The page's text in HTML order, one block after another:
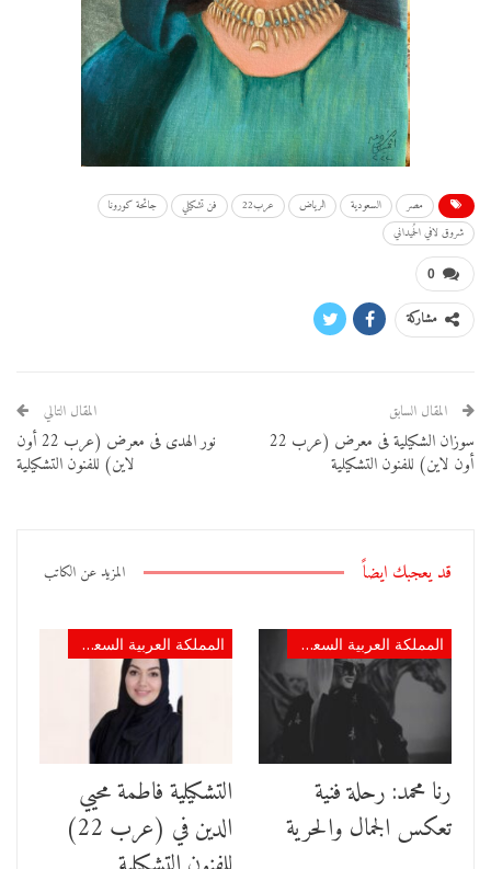
مصر السعودية الرياض عرب22 فن تشكيلي
جائحة كورونا
شروق لافي الحُميداني
0
مشاركة
المقال السابق
سوزان الشكيلية فى معرض (عرب 22
أون لاين) للفنون التشكيلية
المقال التالي
نور الهدى فى معرض (عرب 22 أون
لاين) للفنون التشكيلية
قد يعجبك ايضاً المزيد عن الكاتب
المملكة العربية السعودية
رنا محمد: رحلة فنية
تعكس الجمال والحرية
المملكة العربية السعودية
التشكيلية فاطمة محيي
الدين في (عرب 22)